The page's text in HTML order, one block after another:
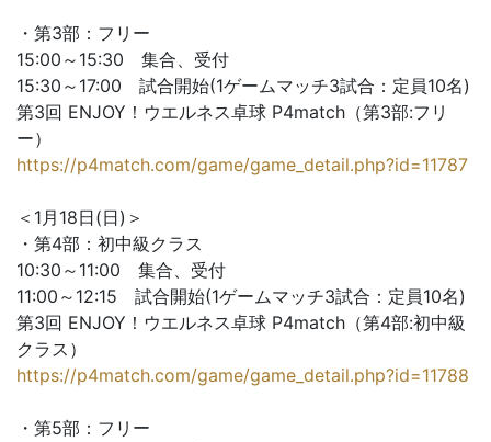
・第3部：フリー
15:00～15:30 集合、受付
15:30～17:00 試合開始(1ゲームマッチ3試合：定員10名)
第3回 ENJOY！ウエルネス卓球 P4match（第3部:フリ
ー）
https://p4match.com/game/game_detail.php?id=11787
＜1月18日(日)＞
・第4部：初中級クラス
10:30～11:00 集合、受付
11:00～12:15 試合開始(1ゲームマッチ3試合：定員10名)
第3回 ENJOY！ウエルネス卓球 P4match（第4部:初中級
クラス）
https://p4match.com/game/game_detail.php?id=11788
・第5部：フリー